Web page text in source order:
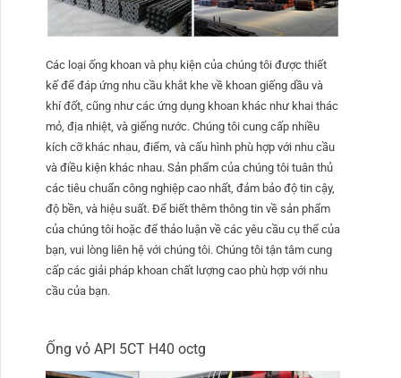
Các loại ống khoan và phụ kiện của chúng tôi được thiết
kế để đáp ứng nhu cầu khắt khe về khoan giếng dầu và
khí đốt, cũng như các ứng dụng khoan khác như khai thác
mỏ, địa nhiệt, và giếng nước. Chúng tôi cung cấp nhiều
kích cỡ khác nhau, điểm, và cấu hình phù hợp với nhu cầu
và điều kiện khác nhau. Sản phẩm của chúng tôi tuân thủ
các tiêu chuẩn công nghiệp cao nhất, đảm bảo độ tin cậy,
độ bền, và hiệu suất. Để biết thêm thông tin về sản phẩm
của chúng tôi hoặc để thảo luận về các yêu cầu cụ thể của
bạn, vui lòng liên hệ với chúng tôi. Chúng tôi tận tâm cung
cấp các giải pháp khoan chất lượng cao phù hợp với nhu
cầu của bạn.
Ống vỏ API 5CT H40 octg